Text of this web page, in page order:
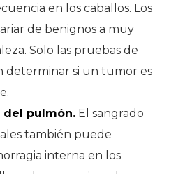
en los caballos. Los
de benignos a muy
Solo las pruebas de
determinar si un tumor es
del pulmón. El sangrado
también puede
interna en los